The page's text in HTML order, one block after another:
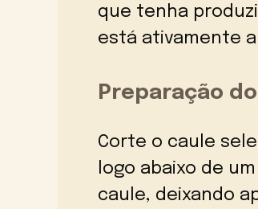
que tenha
está ativamente
Preparação
Corte o caule
logo abaixo de
caule, deixando